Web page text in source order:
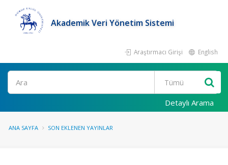
Akademik Veri Yönetim Sistemi
Araştırmacı Girişi English
Ara
Detaylı Arama
ANA SAYFA SON EKLENEN YAYINLAR